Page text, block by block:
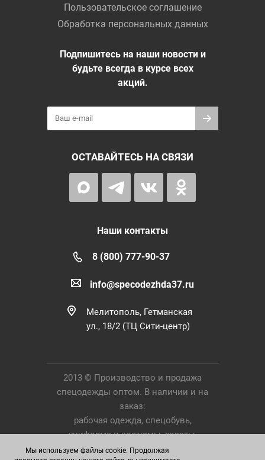
Пользовательское соглашение
Обработка персональных данных
Подпишитесь на наши новости и
будьте всегда в курсе всех
акций.
ОСТАВАЙТЕСЬ НА СВЯЗИ
Наши контакты
8 (800) 777-90-37
info@specodezhda37.ru
Мелитополь, Гетманская
ул., 18/2 (ТЦ Сити-центр)
2013 © Производство и продажа
спецодежды оптом. В наличии и на
заказ:
рабочая одежда, спецобувь,
униформа и костюмы, халаты,
Средства Индивидуальной Защиты.
Мы используем файлы cookie. Продолжая